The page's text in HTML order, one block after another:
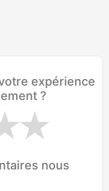
expérience
?
nous